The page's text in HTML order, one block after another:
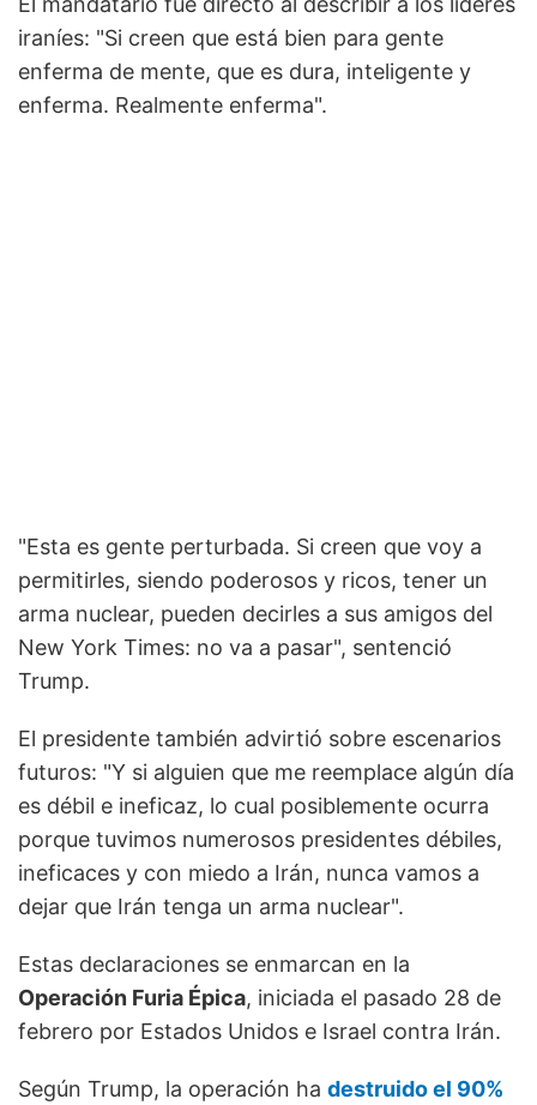
iraníes: "Si creen que está bien para gente
enferma de mente, que es dura, inteligente y
enferma. Realmente enferma".
"Esta es gente perturbada. Si creen que voy a
permitirles, siendo poderosos y ricos, tener un
arma nuclear, pueden decirles a sus amigos del
New York Times: no va a pasar", sentenció
Trump.
El presidente también advirtió sobre escenarios
futuros: "Y si alguien que me reemplace algún día
es débil e ineficaz, lo cual posiblemente ocurra
porque tuvimos numerosos presidentes débiles,
ineficaces y con miedo a Irán, nunca vamos a
dejar que Irán tenga un arma nuclear".
Estas declaraciones se enmarcan en la
Operación Furia Épica, iniciada el pasado 28 de
febrero por Estados Unidos e Israel contra Irán.
Según Trump, la operación ha destruido el 90%